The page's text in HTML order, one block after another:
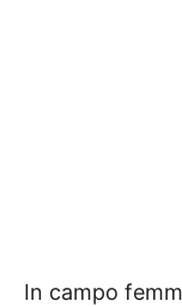
In campo